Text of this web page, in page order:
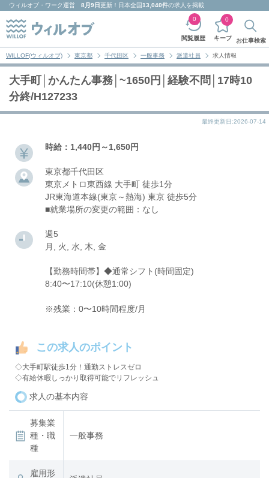
ウィルオブ・ワーク運営 8月9日更新！日本全国13,040件の求人を掲載
閲覧履歴
0
キープ
0
お仕事検索
WILLOF(ウィルオブ) 東京都 千代田区 一般事務 派遣社員 求人情報
大手町│かんたん事務│~1650円│経験不問│17時10
分終/H127233
最終更新日:2026-07-14
時給：1,440円～1,650円
東京都千代田区
東京メトロ東西線 大手町 徒歩1分
JR東海道本線(東京～熱海) 東京 徒歩5分
■就業場所の変更の範囲：なし
週5
月, 火, 水, 木, 金
【勤務時間帯】◆通常シフト(時間固定)
8:40〜17:10(休憩1:00)
※残業：0〜10時間程度/月
この求人のポイント
◇大手町駅徒歩1分！通勤ストレスゼロ
◇有給休暇しっかり取得可能でリフレッシュ
求人の基本内容
募集業
種・職
種
一般事務
雇用形